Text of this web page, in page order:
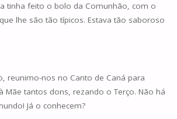
tinha feito o bolo da Comunhão, com o
lhe são tão típicos. Estava tão saboroso
reunimo-nos no Canto de Caná para
Mãe tantos dons, rezando o Terço. Não há
Já o conhecem?